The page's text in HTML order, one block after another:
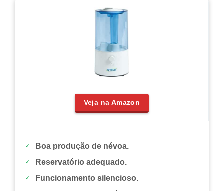
Veja na Amazon
Boa produção de névoa.
Reservatório adequado.
Funcionamento silencioso.